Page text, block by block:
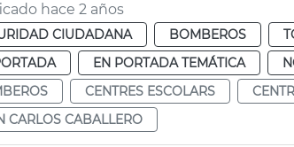
hace 2 años
CIUDADANA BOMBEROS
EN PORTADA TEMÁTICA
CENTRES ESCOLARS
CARLOS CABALLERO